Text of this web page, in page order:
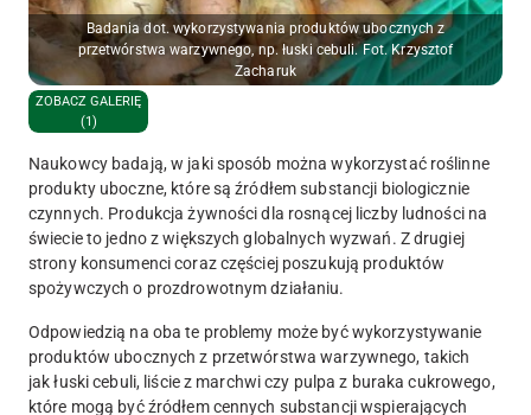
Badania dot. wykorzystywania produktów ubocznych z
przetwórstwa warzywnego, np. łuski cebuli. Fot. Krzysztof
Zacharuk
ZOBACZ GALERIĘ
(1)
Naukowcy badają, w jaki sposób można wykorzystać roślinne
produkty uboczne, które są źródłem substancji biologicznie
czynnych. Produkcja żywności dla rosnącej liczby ludności na
świecie to jedno z większych globalnych wyzwań. Z drugiej
strony konsumenci coraz częściej poszukują produktów
spożywczych o prozdrowotnym działaniu.
Odpowiedzią na oba te problemy może być wykorzystywanie
produktów ubocznych z przetwórstwa warzywnego, takich
jak łuski cebuli, liście z marchwi czy pulpa z buraka cukrowego,
które mogą być źródłem cennych substancji wspierających